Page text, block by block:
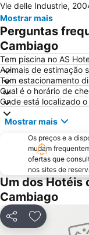
Stazione di
Stazione Porta
Autodromo
San Siro Stadio
Porta Romana
Porta Venezia
Porto Como
Lampugnano
Funicolare di Città
Garibaldi Metro
Teatro dal Verme
Via Montenapoleone
Stazione Milano
Porta Genova
Vle delle Industrie,
Mostrar mais
Perguntas
Cambiago
Tem piscina no AS
Animais de estimação
Tem estacionamento
Qual é o horário de
Onde está localizado
Mostrar mais
Os preços e a
mudam
ofertas que
nos sites de
Um dos Hotéis
Cambiago
PartilharAdicionar